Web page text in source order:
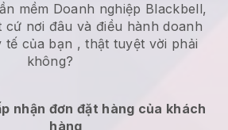
mềm Doanh nghiệp Blackbell,
cứ nơi đâu vàđiều hành doanh
tế của bạn , thật tuyệt vời phải
không?
nhận đơn đặt hàng của khách
hàng